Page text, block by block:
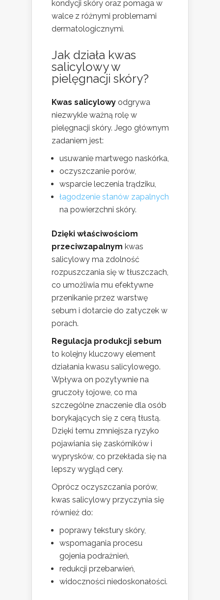
kondycji skóry oraz pomaga w
walce z różnymi problemami
dermatologicznymi.
Jak działa kwas
salicylowy w
pielęgnacji skóry?
Kwas salicylowy odgrywa
niezwykle ważną rolę w
pielęgnacji skóry. Jego głównym
zadaniem jest:
usuwanie martwego naskórka,
oczyszczanie porów,
wsparcie leczenia trądziku,
łagodzenie stanów zapalnych
na powierzchni skóry.
Dzięki właściwościom
przeciwzapalnym kwas
salicylowy ma zdolność
rozpuszczania się w tłuszczach,
co umożliwia mu efektywne
przenikanie przez warstwę
sebum i dotarcie do zatyczek w
porach.
Regulacja produkcji sebum
to kolejny kluczowy element
działania kwasu salicylowego.
Wpływa on pozytywnie na
gruczoły łojowe, co ma
szczególne znaczenie dla osób
borykających się z cerą tłustą.
Dzięki temu zmniejsza ryzyko
pojawiania się zaskórników i
wyprysków, co przekłada się na
lepszy wygląd cery.
Oprócz oczyszczania porów,
kwas salicylowy przyczynia się
również do:
poprawy tekstury skóry,
wspomagania procesu
gojenia podrażnień,
redukcji przebarwień,
widoczności niedoskonałości.